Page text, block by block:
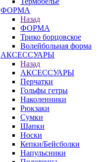
ФОРМА
Назад
ФОРМА
Трико борцовское
Волейбольная форма
АКСЕССУАРЫ
Назад
АКСЕССУАРЫ
Перчатки
Гольфы гетры
Наколенники
Рюкзаки
Сумки
Шапки
Носки
Кепки/Бейсболки
Напульсники